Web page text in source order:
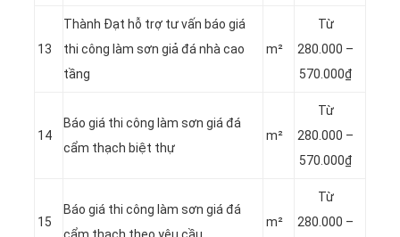
13
Thành Đạt hỗ trợ tư vấn báo giá
thi công làm sơn giả đá nhà cao
tầng
m²
Từ
280.000 –
570.000₫
14
Báo giá thi công làm sơn giá đá
cẩm thạch biệt thự
m²
Từ
280.000 –
570.000₫
15
Báo giá thi công làm sơn giá đá
m²
Từ
280.000 –